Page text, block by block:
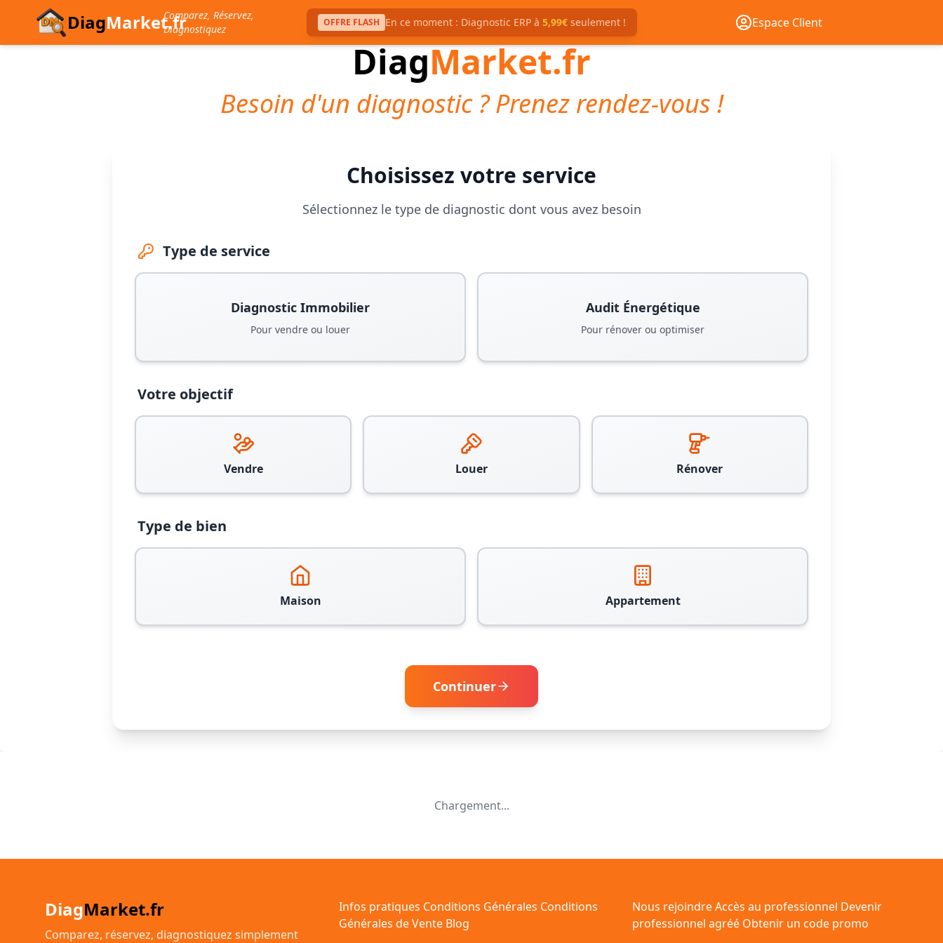
DiagMarket.frComparez, Réservez,
Diagnostiquez
OFFRE FLASH En ce moment : Diagnostic ERP à 5,99€seulement ! Espace Client
DiagMarket.fr
Besoin d'un diagnostic ? Prenez rendez-vous !
Choisissez votre service
Sélectionnez le type de diagnostic dont vous avez besoin
Type de service
Diagnostic Immobilier
Pour vendre ou louer
Audit Énergétique
Pour rénover ou optimiser
Votre objectif
Vendre Louer Rénover
Type de bien
Maison Appartement
Continuer
Chargement...
DiagMarket.fr
Comparez, réservez, diagnostiquez simplement
Infos pratiques Conditions Générales Conditions
Générales de Vente Blog
Nous rejoindreAccès au professionnel Devenir
professionnel agréé Obtenir un code promo